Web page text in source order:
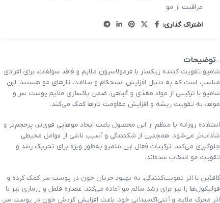
مراقبت از مو
اشتراک گذاری:
توضیحات
شامپو تقویت کننده زیکسار با فرمولاسیون ملایم و فاقد سولفات، برای افرادی
مناسب است که به دنبال افزایش استحکام و سلامت تارهای مو هستند. این
شامپو با ترکیبی از مواد مغذی و گیاهی، ضمن پاکسازی ملایم پوست سر و
موها، به تقویت ریشه و افزایش مقاومت تارها کمک می‌کند.
استفاده روزانه یا منظم از این محصول باعث ایجاد موهایی قوی‌تر، پرحجم‌تر و
شاداب‌تر می‌شود. همچنین از شکنندگی و آسیب ناشی از عوامل محیطی
جلوگیری می‌کند. ترکیبات فعال این شامپو به‌طور ویژه برای تحریک رشد و
تقویت مو انتخاب شده‌اند.
کافئین با اثر تقویت‌کنندگی، به بهبود جریان خون در پوست سر کمک کرده و
فولیکول‌ها را نیز برای رشد سالم مو آماده می‌کند. عصاره فلفل و رزماری نیز با
اثر محرک ملایم و آنتی‌اکسیدانی خود، باعث افزایش گردش خون در پوست سر،